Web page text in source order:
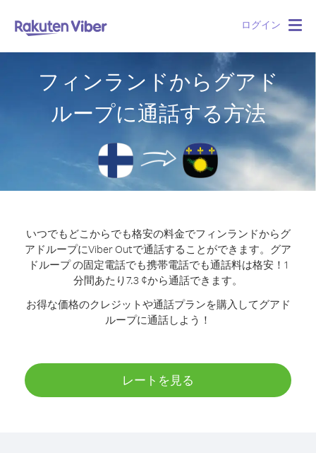
ログイン
フィンランドからグアド
ループに通話する方法
いつでもどこからでも格安の料金でフィンランドからグ
アドループにViber Outで通話することができます。 グア
ドループ の固定電話でも携帯電話でも通話料は格安！1
分間あたり7.3 ¢から通話できます。
お得な価格のクレジットや通話プランを購入してグアド
ループに通話しよう！
レートを見る